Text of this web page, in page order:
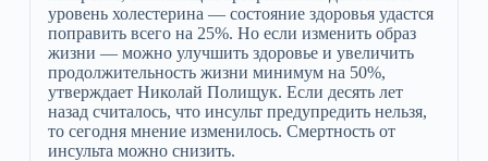
уровень холестерина — состояние здоровья удастся
поправить всего на 25%. Но если изменить образ
жизни — можно улучшить здоровье и увеличить
продолжительность жизни минимум на 50%,
утверждает Николай Полищук. Если десять лет
назад считалось, что инсульт предупредить нельзя,
то сегодня мнение изменилось. Смертность от
инсульта можно снизить.